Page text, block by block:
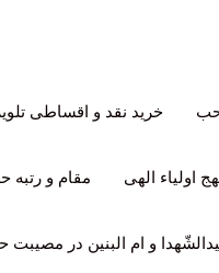
خرید نقد و اقساطی
اولیاء الهی مقام و رتبه
و ام البنین در